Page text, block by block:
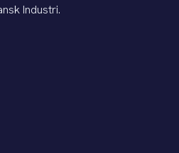
Industri.